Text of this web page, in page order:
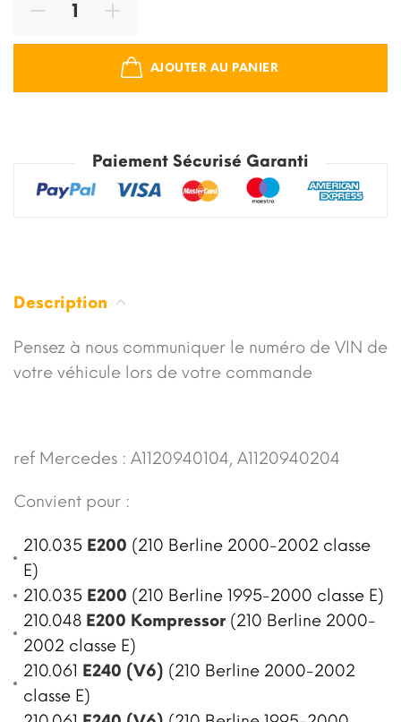
AJOUTER AU PANIER
Paiement Sécurisé Garanti
Description
Pensez à nous communiquer le numéro de VIN de
votre véhicule lors de votre commande
ref Mercedes : A1120940104, A1120940204
Convient pour :
210.035 E200 (210 Berline 2000-2002 classe
E)
210.035 E200 (210 Berline 1995-2000 classe E)
210.048 E200 Kompressor (210 Berline 2000-
2002 classe E)
210.061 E240 (V6) (210 Berline 2000-2002
classe E)